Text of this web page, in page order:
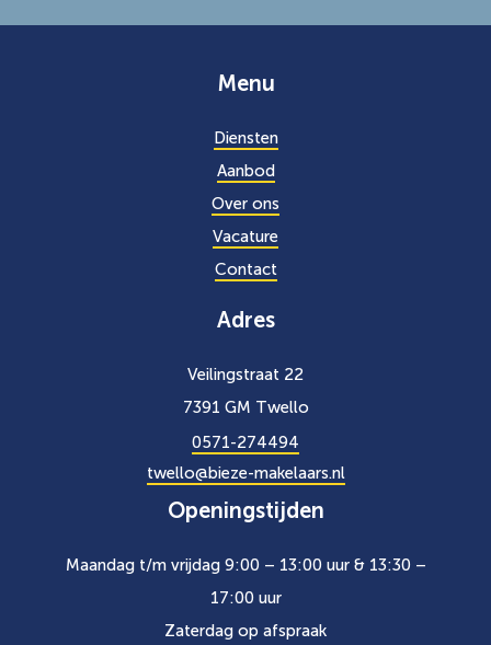
Menu
Diensten
Aanbod
Over ons
Vacature
Contact
Adres
Veilingstraat 22
7391 GM Twello
0571-274494
twello@bieze-makelaars.nl
Openingstijden
Maandag t/m vrijdag 9:00 – 13:00 uur & 13:30 –
17:00 uur
Zaterdag op afspraak